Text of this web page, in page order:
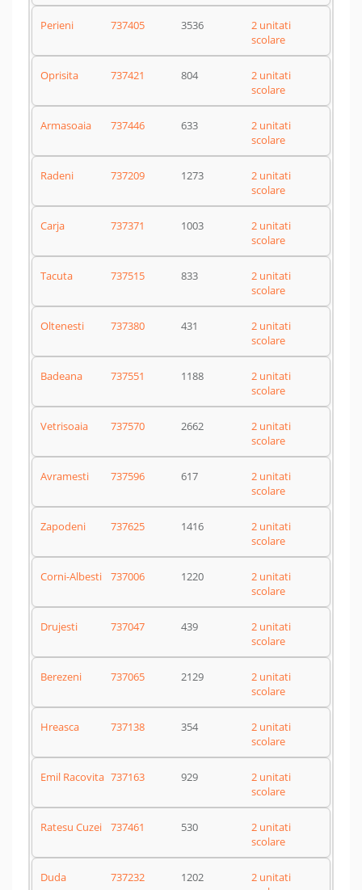
Perieni 737405 3536
2 unitati
scolare
Oprisita 737421 804
2 unitati
scolare
Armasoaia 737446 633
2 unitati
scolare
Radeni 737209 1273
2 unitati
scolare
Carja 737371 1003
2 unitati
scolare
Tacuta 737515 833
2 unitati
scolare
Oltenesti 737380 431
2 unitati
scolare
Badeana 737551 1188
2 unitati
scolare
Vetrisoaia 737570 2662
2 unitati
scolare
Avramesti 737596 617
2 unitati
scolare
Zapodeni 737625 1416
2 unitati
scolare
Corni-Albesti 737006 1220
2 unitati
scolare
Drujesti 737047 439
2 unitati
scolare
Berezeni 737065 2129
2 unitati
scolare
Hreasca 737138 354
2 unitati
scolare
Emil Racovita 737163 929
2 unitati
scolare
Ratesu Cuzei 737461 530
2 unitati
scolare
Duda 737232 1202
2 unitati